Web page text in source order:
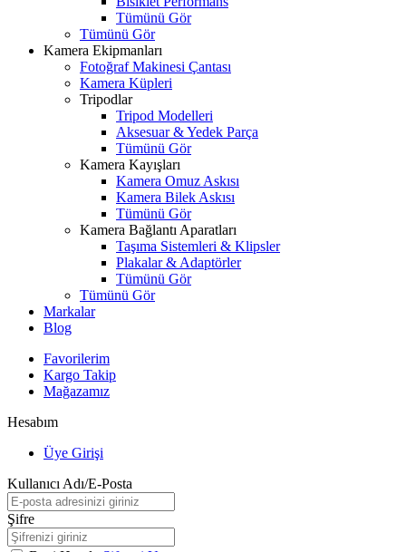
Tümünü Gör
Tümünü Gör
Kamera Ekipmanları
Fotoğraf Makinesi Çantası
Kamera Küpleri
Tripodlar
Tripod Modelleri
Aksesuar & Yedek Parça
Tümünü Gör
Kamera Kayışları
Kamera Omuz Askısı
Kamera Bilek Askısı
Tümünü Gör
Kamera Bağlantı Aparatları
Taşıma Sistemleri & Klipsler
Plakalar & Adaptörler
Tümünü Gör
Tümünü Gör
Markalar
Blog
Favorilerim
Kargo Takip
Mağazamız
Hesabım
Üye Girişi
Kullanıcı Adı/E-Posta
Şifre